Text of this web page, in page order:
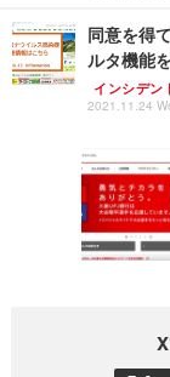
同意を得
ルタ機能
インシデン
2021.11.24